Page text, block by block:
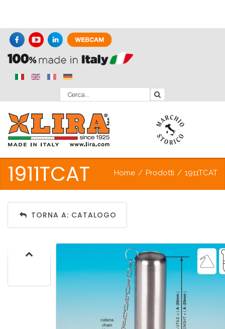
1911TCAT Home / Prodotti / 1911TCAT
TORNA A: CATALOGO